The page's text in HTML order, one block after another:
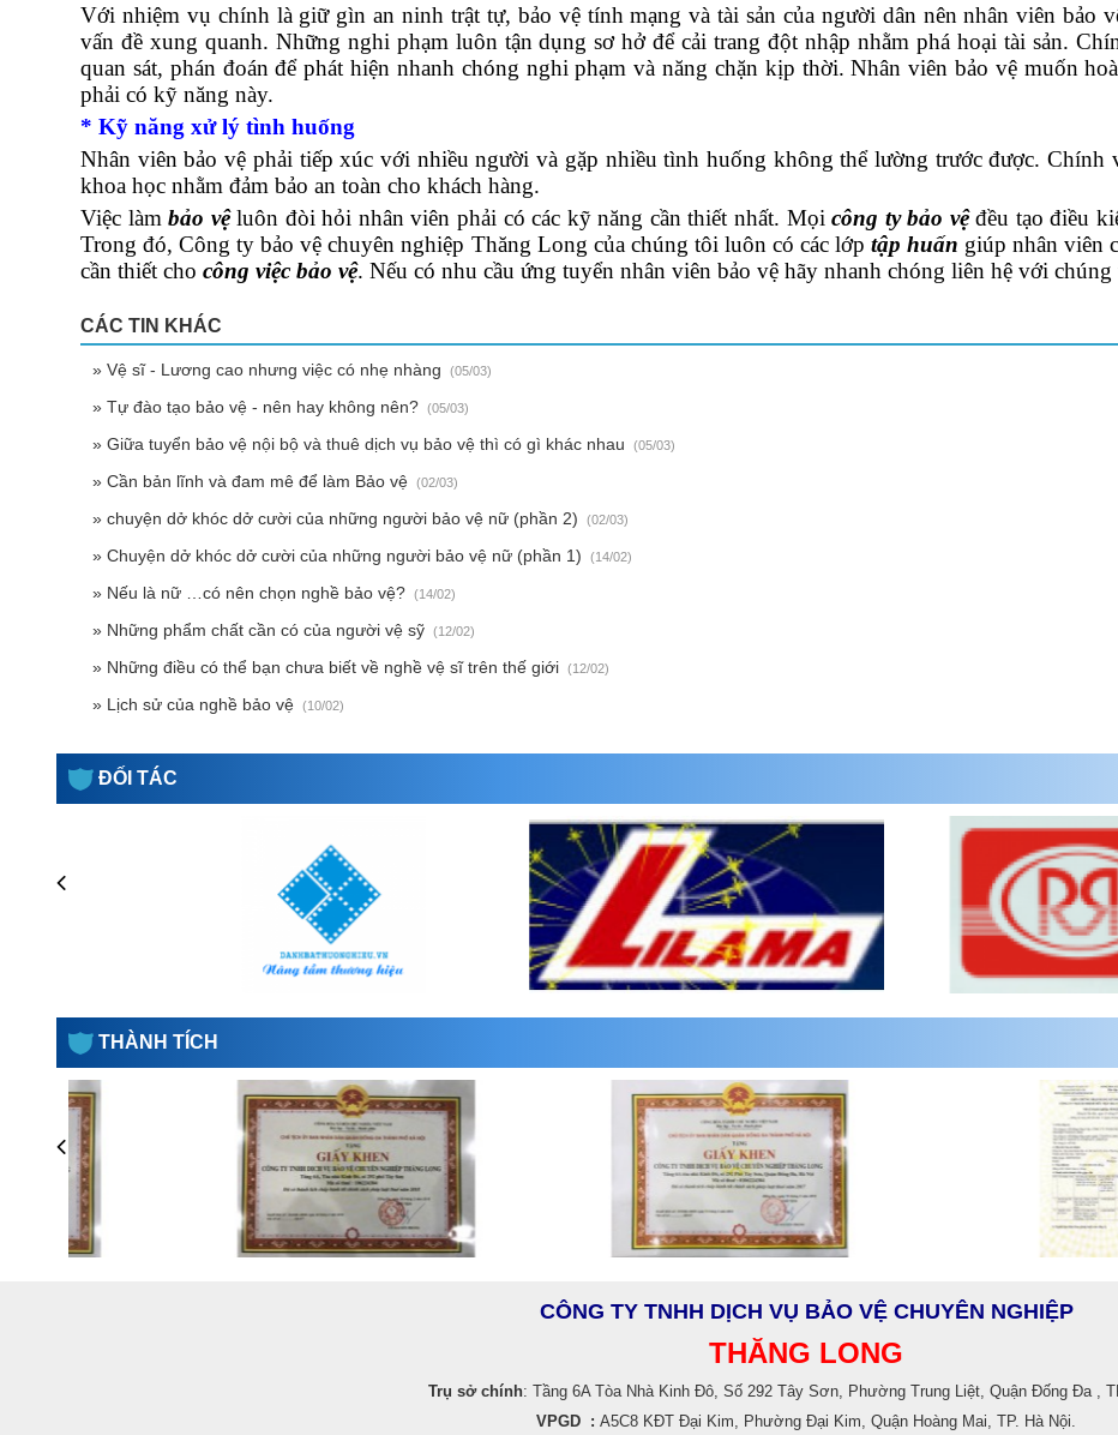
Với nhiệm vụ chính là giữ gìn an ninh trật tự, bảo vệ tính mạng và tài sản của người dân nên nhân viên bảo
vấn đề xung quanh. Những nghi phạm luôn tận dụng sơ hở để cải trang đột nhập nhằm phá hoại tài sản.
quan sát, phán đoán để phát hiện nhanh chóng nghi phạm và năng chặn kịp thời. Nhân viên bảo vệ muốn
phải có kỹ năng này.
* Kỹ năng xử lý tình huống
Nhân viên bảo vệ phải tiếp xúc với nhiều người và gặp nhiều tình huống không thể lường trước được.
khoa học nhằm đảm bảo an toàn cho khách hàng.
Việc làmbảo vệluôn đòi hỏi nhân viên phải có các kỹ năng cần thiết nhất. Mọicông ty bảo vệđều tạo điều
Trong đó, Công ty bảo vệ chuyên nghiệp Thăng Long của chúng tôi luôn có các lớptập huấn giúp nhân viên
cần thiết cho công việc bảo vệ. Nếu có nhu cầu ứng tuyển nhân viên bảo vệ hãy nhanh chóng liên hệ với
CÁC TIN KHÁC
» Vệ sĩ - Lương cao nhưng việc có nhẹ nhàng (05/03)
» Tự đào tạo bảo vệ - nên hay không nên? (05/03)
» Giữa tuyển bảo vệ nội bộ và thuê dịch vụ bảo vệ thì có gì khác nhau (05/03)
» Cần bản lĩnh và đam mê để làm Bảo vệ (02/03)
» chuyện dở khóc dở cười của những người bảo vệ nữ (phần 2) (02/03)
» Chuyện dở khóc dở cười của những người bảo vệ nữ (phần 1) (14/02)
» Nếu là nữ …có nên chọn nghề bảo vệ? (14/02)
» Những phẩm chất cần có của người vệ sỹ (12/02)
» Những điều có thể bạn chưa biết về nghề vệ sĩ trên thế giới (12/02)
» Lịch sử của nghề bảo vệ (10/02)
ĐỐI TÁC
THÀNH TÍCH
CÔNG TY TNHH DỊCH VỤ BẢO VỆ CHUYÊN NGHIỆP
THĂNG LONG
Trụ sở chính: Tầng 6A Tòa Nhà Kinh Đô, Số 292 Tây Sơn, Phường Trung Liệt, Quận Đống Đa ,
VPGD : A5C8 KĐT Đại Kim, Phường Đại Kim, Quận Hoàng Mai, TP. Hà Nội.